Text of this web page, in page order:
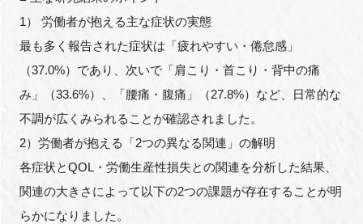
1） 労働者が抱える主な症状の実態
最も多く報告された症状は「疲れやすい・倦怠感」
（37.0%）であり、次いで「肩こり・首こり・背中の痛
み」（33.6%）、「腰痛・腹痛」（27.8%）など、日常的な
不調が広くみられることが確認されました。
2）労働者が抱える「2つの異なる関連」の解明
各症状とQOL・労働生産性損失との関連を分析した結果、
関連の大きさによって以下の2つの課題が存在することが明
らかになりました。